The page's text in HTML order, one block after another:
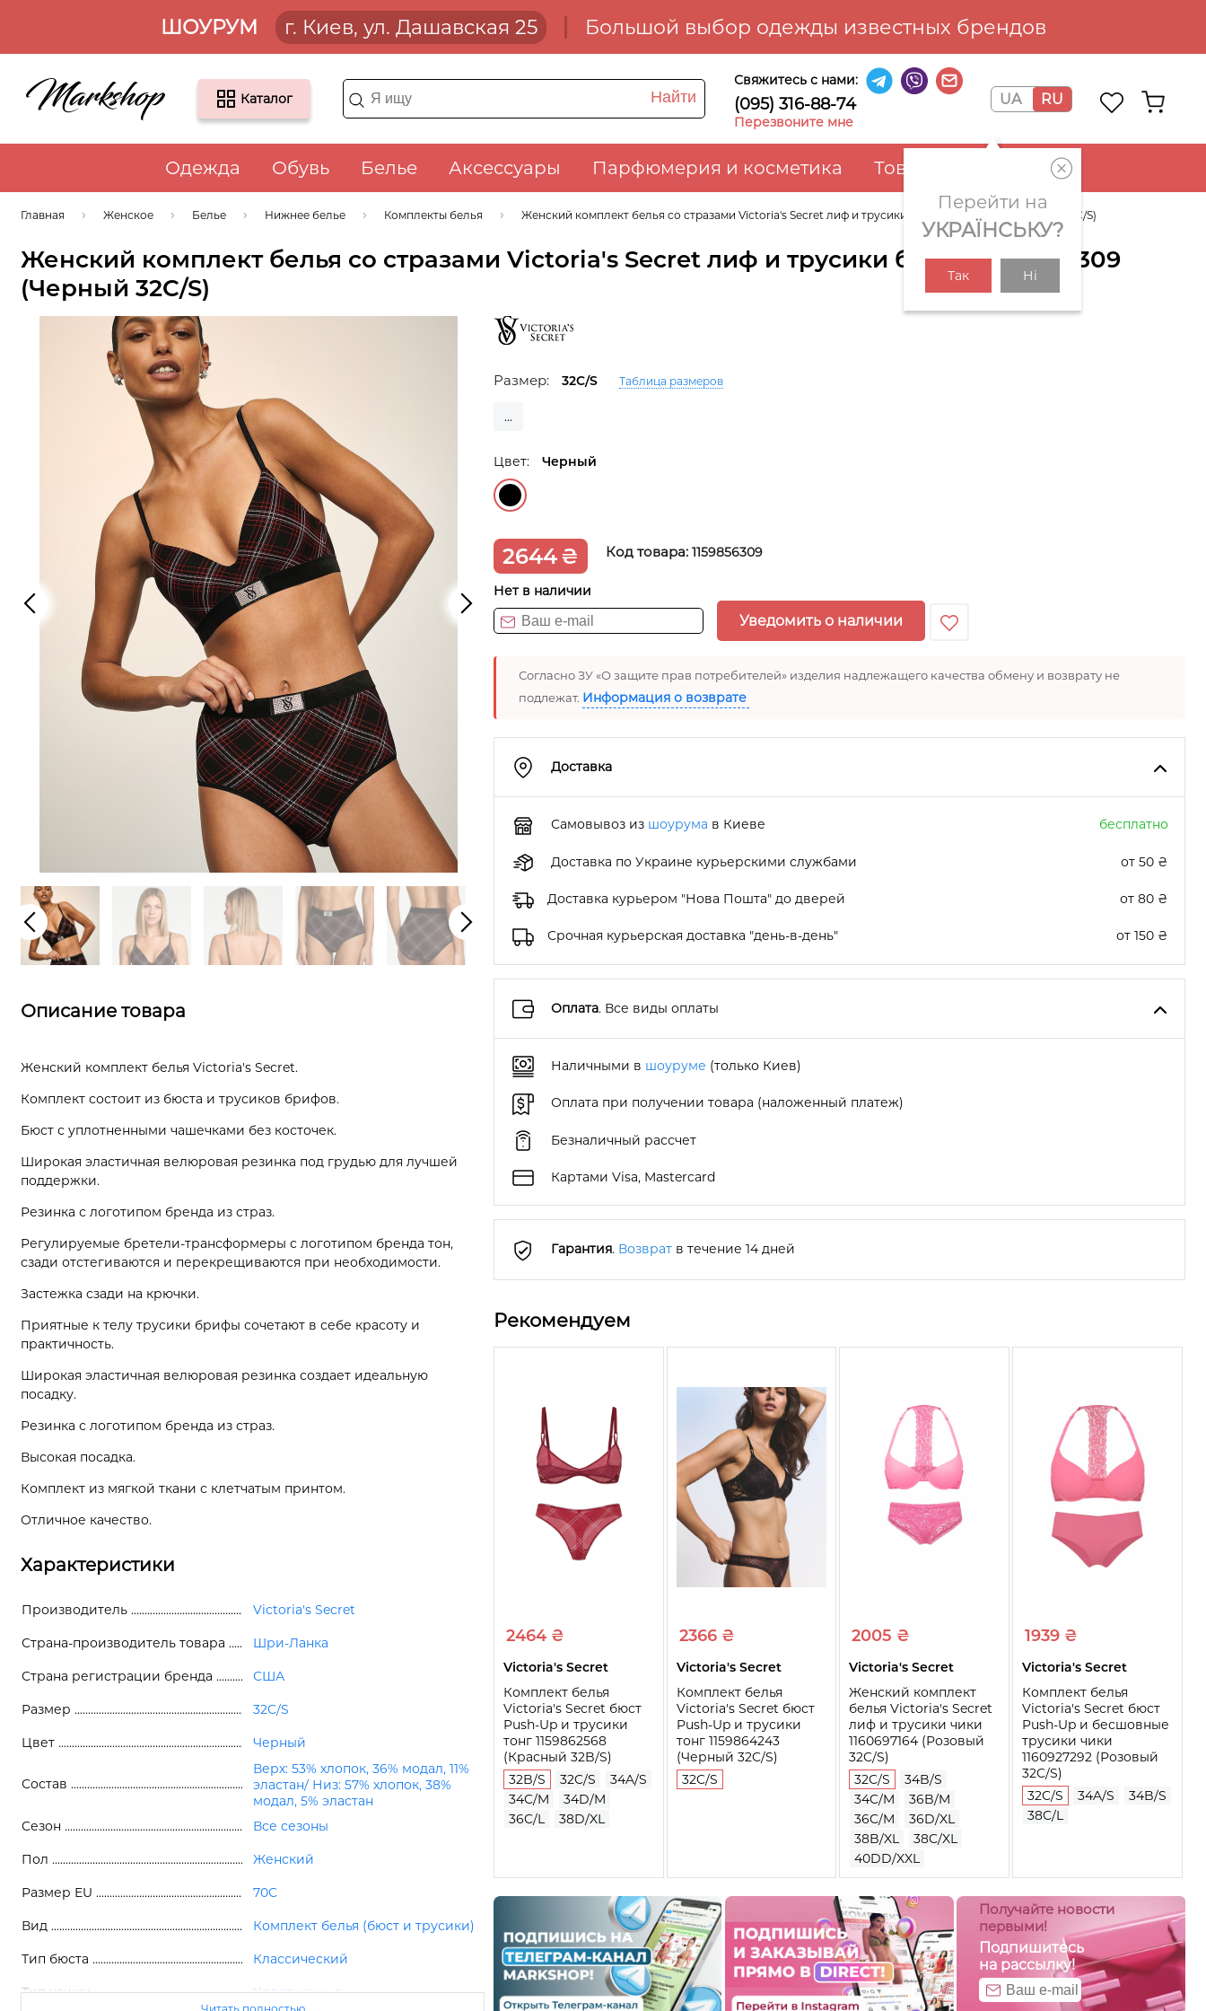
ШОУРУМ г. Киев, ул. Дашавская 25 Большой выбор одежды известных брендов
Каталог Найти
Свяжитесь с нами:
(095) 316-88-74
Перезвоните мне
UA RU
Перейти на
УКРАЇНСЬКУ?
Так Ні
Одежда Обувь Белье Аксессуары Парфюмерия и косметика Товары для дома
Главная Женское Белье Нижнее белье Комплекты белья Женский комплект белья со стразами Victoria's Secret лиф и трусики брифы 1159856309 (Черный 32C/S)
Женский комплект белья со стразами Victoria's Secret лиф и трусики брифы 1159856309
(Черный 32C/S)
Размер: 32C/S Таблица размеров
...
Цвет: Черный
2644₴ Код товара:1159856309
Нет в наличии
Уведомить о наличии
Согласно ЗУ «О защите прав потребителей» изделия надлежащего качества обмену и возврату не
подлежат. Информация о возврате
Доставка
Самовывоз из шоурума в Киеве бесплатно
Доставка по Украине курьерскими службами от 50 ₴
Доставка курьером "Нова Пошта" до дверей от 80 ₴
Срочная курьерская доставка "день-в-день" от 150 ₴
Оплата. Все виды оплаты
Наличными в шоуруме (только Киев)
Оплата при получении товара (наложенный платеж)
Безналичный рассчет
Картами Visa, Mastercard
Гарантия. Возврат в течение 14 дней
Рекомендуем
2464 ₴
Victoria's Secret
Комплект белья
Victoria's Secret бюст
Push-Up и трусики
тонг 1159862568
(Красный 32B/S)
32B/S
32C/S
34A/S
34C/M
34D/M
36C/L
38D/XL
2366 ₴
Victoria's Secret
Комплект белья
Victoria's Secret бюст
Push-Up и трусики
тонг 1159864243
(Черный 32C/S)
32C/S
2005 ₴
Victoria's Secret
Женский комплект
белья Victoria's Secret
лиф и трусики чики
1160697164 (Розовый
32C/S)
32C/S
34B/S
34C/M
36B/M
36C/M
36D/XL
38B/XL
38C/XL
40DD/XXL
1939 ₴
Victoria's Secret
Комплект белья
Victoria's Secret бюст
Push-Up и бесшовные
трусики чики
1160927292 (Розовый
32C/S)
32C/S
34A/S
34B/S
38C/L
Получайте новости
первыми!
Подпишитесь
на рассылку!
Описание товара
Женский комплект белья Victoria's Secret.
Комплект состоит из бюста и трусиков брифов.
Бюст с уплотненными чашечками без косточек.
Широкая эластичная велюровая резинка под грудью для лучшей
поддержки.
Резинка с логотипом бренда из страз.
Регулируемые бретели-трансформеры с логотипом бренда тон,
сзади отстегиваются и перекрещиваются при необходимости.
Застежка сзади на крючки.
Приятные к телу трусики брифы сочетают в себе красоту и
практичность.
Широкая эластичная велюровая резинка создает идеальную
посадку.
Резинка с логотипом бренда из страз.
Высокая посадка.
Комплект из мягкой ткани с клетчатым принтом.
Отличное качество.
Характеристики
Производитель Victoria's Secret
Страна-производитель товара Шри-Ланка
Страна регистрации бренда США
Размер 32C/S
Цвет Черный
Состав
Верх: 53% хлопок, 36% модал, 11%
эластан/ Низ: 57% хлопок, 38%
модал, 5% эластан
Сезон
Все сезоны
Пол Женский
Размер EU 70C
Вид Комплект белья (бюст и трусики)
Тип бюста Классический
Тип чашки Уплотненные